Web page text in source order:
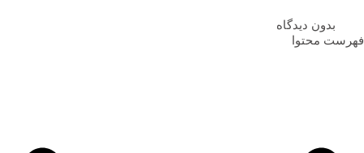
بدون دیدگاه
فهرست محتوا